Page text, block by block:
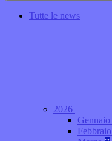
Tutte le news
2026
Gennaio
Febbraio